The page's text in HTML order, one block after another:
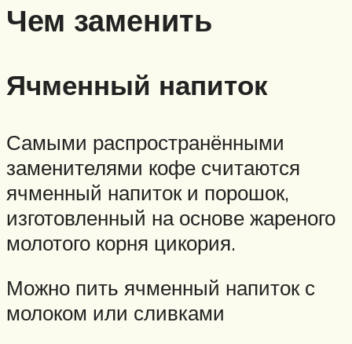
Чем заменить
Ячменный напиток
Самыми распространёнными
заменителями кофе считаются
ячменный напиток и порошок,
изготовленный на основе жареного
молотого корня цикория.
Можно пить ячменный напиток с
молоком или сливками